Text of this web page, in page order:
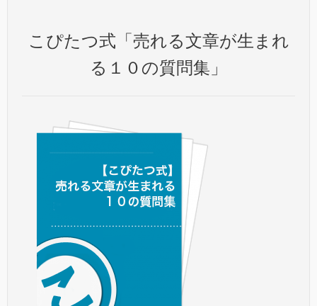
こぴたつ式「売れる文章が生まれ
る１０の質問集」